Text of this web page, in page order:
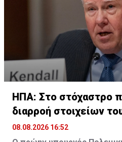
ΗΠΑ: Στο στόχαστρο
διαρροή στοιχείων
08.08.2026 16:52